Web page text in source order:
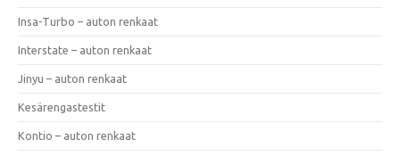
Insa-Turbo – auton renkaat
Interstate – auton renkaat
Jinyu – auton renkaat
Kesärengastestit
Kontio – auton renkaat